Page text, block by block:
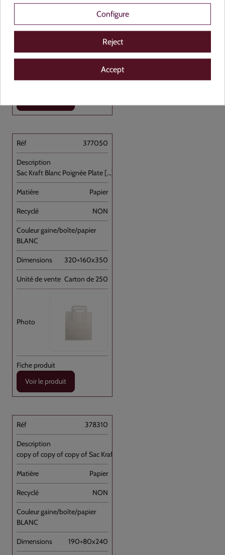
377050
Sac Kraft Blanc Poignée Plate [...]
Papier
NON
BLANC
320+160x350
Carton de 250
Voir le produit
378310
copy of copy of copy of Sac Kraft Brun [...]
Papier
NON
BLANC
190+80x240
Configure
Reject
Accept